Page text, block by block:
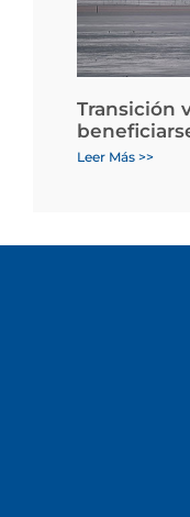
Transición
Leer Más >>